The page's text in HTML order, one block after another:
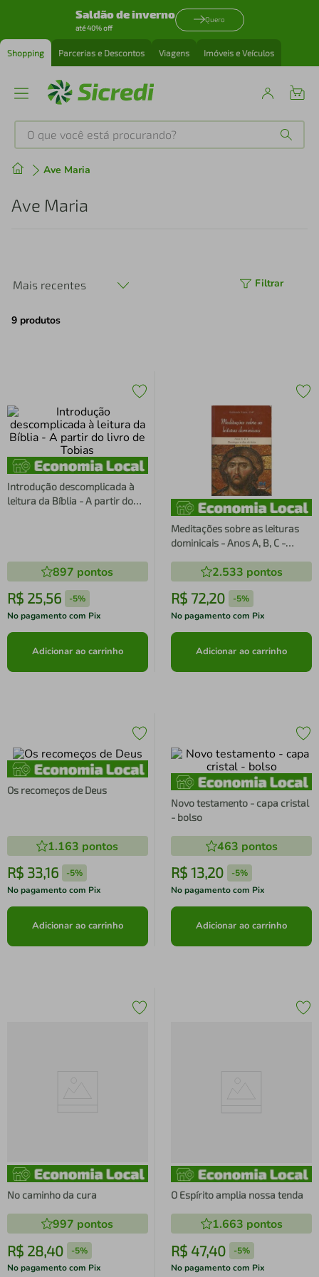
Saldão de inverno
até 40% off
Quero
Shopping Parcerias e Descontos Viagens Imóveis e Veículos
O que você está procurando?
Ave Maria
Ave Maria
Mais recentes Filtrar
9 produtos
Introdução descomplicada à
leitura da Bíblia - A partir do
897 pontos
R$ 25,56 -5%
No pagamento com Pix
Adicionar ao carrinho
Meditações sobre as leituras
dominicais - Anos A, B, C -
2.533 pontos
R$ 72,20 -5%
No pagamento com Pix
Adicionar ao carrinho
Os recomeços de Deus
1.163 pontos
R$ 33,16 -5%
No pagamento com Pix
Adicionar ao carrinho
Novo testamento - capa cristal
- bolso
463 pontos
R$ 13,20 -5%
No pagamento com Pix
Adicionar ao carrinho
No caminho da cura
997 pontos
R$ 28,40 -5%
No pagamento com Pix
O Espírito amplia nossa tenda
1.663 pontos
R$ 47,40 -5%
No pagamento com Pix
Produtos mais buscados
tenis
perfume
4º air fryer